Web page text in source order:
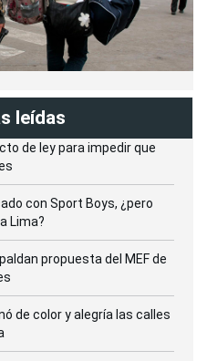
leídas
de ley para impedir que
con Sport Boys, ¿pero
Lima?
propuesta del MEF de
de color y alegría las calles